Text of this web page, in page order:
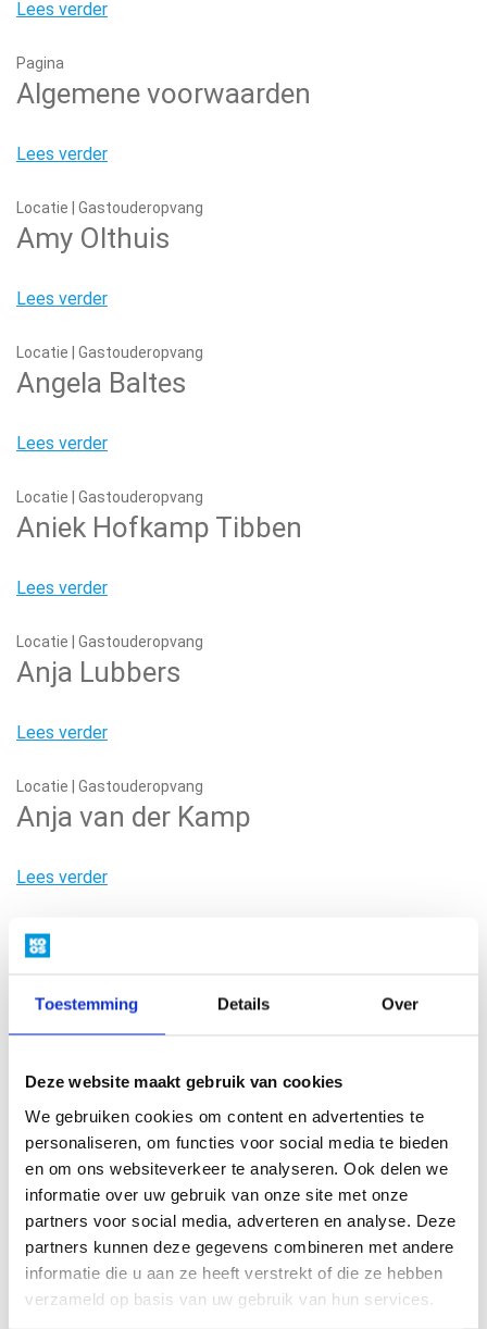
Toestemming Details Over
Deze website maakt gebruik van cookies
We gebruiken cookies om content en advertenties te
personaliseren, om functies voor social media te bieden
en om ons websiteverkeer te analyseren. Ook delen we
informatie over uw gebruik van onze site met onze
partners voor social media, adverteren en analyse. Deze
partners kunnen deze gegevens combineren met andere
informatie die u aan ze heeft verstrekt of die ze hebben
verzameld op basis van uw gebruik van hun services.
Lees verder
Pagina
Algemene voorwaarden
Lees verder
Locatie | Gastouderopvang
Amy Olthuis
Lees verder
Locatie | Gastouderopvang
Angela Baltes
Lees verder
Locatie | Gastouderopvang
Aniek Hofkamp Tibben
Lees verder
Locatie | Gastouderopvang
Anja Lubbers
Lees verder
Locatie | Gastouderopvang
Anja van der Kamp
Lees verder
Locatie | Gastouderopvang
Anneke Alferink
Locatie | Gastouderopvang
Annemiek Markvoort
Lees verder
Locatie | Gastouderopvang
Annette Bosch
Lees verder